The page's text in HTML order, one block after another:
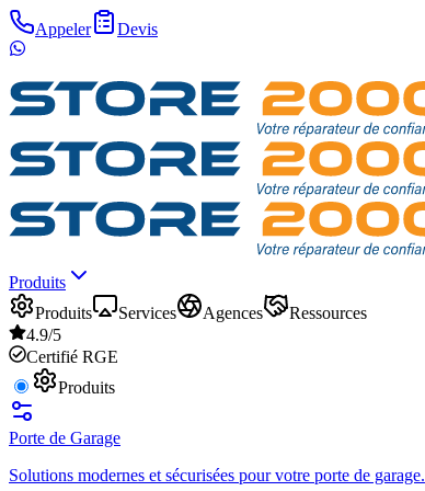
Appeler Devis
Produits
Produits
Services Agences
Ressources
4.9/5
Certifié RGE
Produits
Porte de Garage
Solutions modernes et sécurisées pour votre porte de garage.